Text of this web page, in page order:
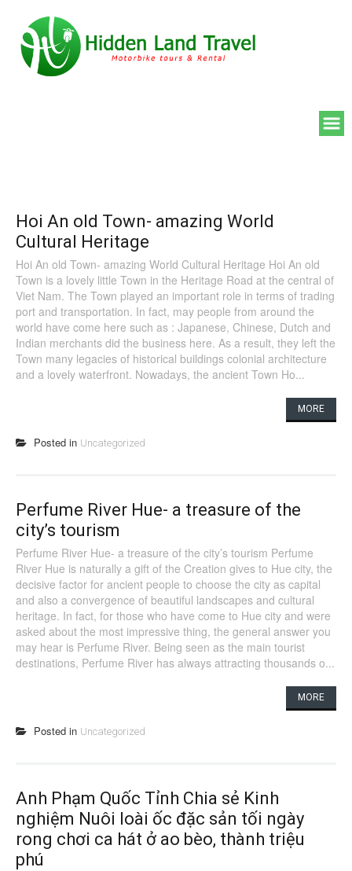
Hoi An old Town- amazing World
Cultural Heritage
Hoi An old Town- amazing World Cultural Heritage Hoi An old
Town is a lovely little Town in the Heritage Road at the central of
Viet Nam. The Town played an important role in terms of trading
port and transportation. In fact, may people from around the
world have come here such as : Japanese, Chinese, Dutch and
Indian merchants did the business here. As a result, they left the
Town many legacies of historical buildings colonial architecture
and a lovely waterfront. Nowadays, the ancient Town Ho...
MORE
Posted in Uncategorized
Perfume River Hue- a treasure of the
city’s tourism
Perfume River Hue- a treasure of the city’s tourism Perfume
River Hue is naturally a gift of the Creation gives to Hue city, the
decisive factor for ancient people to choose the city as capital
and also a convergence of beautiful landscapes and cultural
heritage. In fact, for those who have come to Hue city and were
asked about the most impressive thing, the general answer you
may hear is Perfume River. Being seen as the main tourist
destinations, Perfume River has always attracting thousands o...
MORE
Posted in Uncategorized
Anh Phạm Quốc Tỉnh Chia sẻ Kinh
nghiệm Nuôi loài ốc đặc sản tối ngày
rong chơi ca hát ở ao bèo, thành triệu
phú